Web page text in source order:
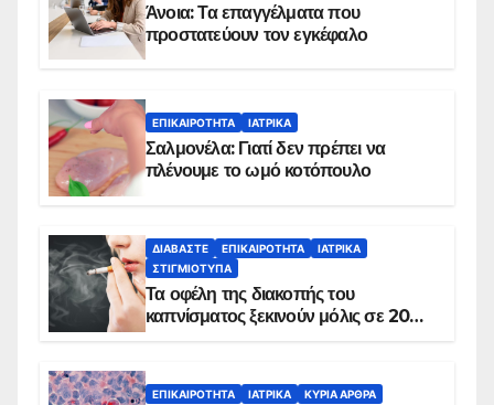
Άνοια: Τα επαγγέλματα που
προστατεύουν τον εγκέφαλο
ΕΠΙΚΑΙΡΌΤΗΤΑ ΙΑΤΡΙΚΆ
Σαλμονέλα: Γιατί δεν πρέπει να
πλένουμε το ωμό κοτόπουλο
ΔΙΑΒΆΣΤΕ ΕΠΙΚΑΙΡΌΤΗΤΑ
ΙΑΤΡΙΚΆ
ΣΤΙΓΜΙΌΤΥΠΑ
Τα οφέλη της διακοπής του
καπνίσματος ξεκινούν μόλις σε 20
ΕΠΙΚΑΙΡΌΤΗΤΑ ΙΑΤΡΙΚΆ ΚΥΡΙΑ ΑΡΘΡΑ